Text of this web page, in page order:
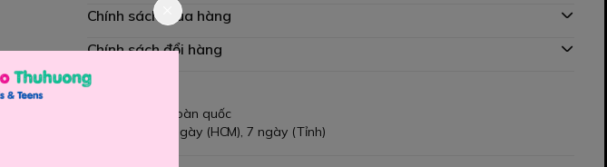
Chính sách mua hàng
Chính sách đổi hàng
Giao hàng toàn quốc
Đổi hàng 3 ngày (HCM), 7 ngày (Tỉnh)